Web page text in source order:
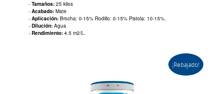
- Tamaños: 25 kilos
- Acabado: Mate
- Aplicación: Brocha: 0-15% Rodillo: 0-15% Pistola: 10-15%.
- Dilución: Agua
- Rendimiento: 4.5 m2/L.
¡Rebajado!